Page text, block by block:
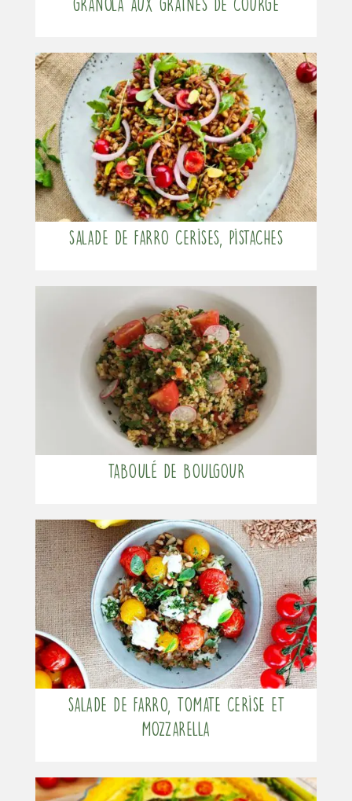
Granola aux graines de courge
Salade de Farro cerises, pistaches
Taboulé de boulgour
Salade de Farro, tomate cerise et
mozzarella